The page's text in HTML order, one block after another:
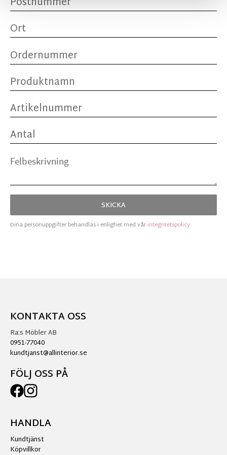
SKICKA
Dina personuppgifter behandlas i enlighet med vårintegritetspolicy.
KONTAKTA OSS
Ra:s Möbler AB
0951-77040
kundtjanst@allinterior.se
FÖLJ OSS PÅ
HANDLA
Kundtjänst
Köpvillkor